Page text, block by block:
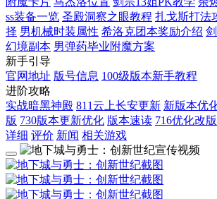
ss装备一览 圣殿洞察之眼教程 扎戈斯打法
择 男机械时装属性 希洛克团本奖励介绍
幻境副本 男弹药毕业附魔方案
新手引导
官网地址 版号信息 100级版本新手教程
进阶攻略
实战暗黑神殿 811云上长安更新 新版本优
版 730版本更新优化 版本速读 716优化改版
详细 评价 新闻 相关游戏